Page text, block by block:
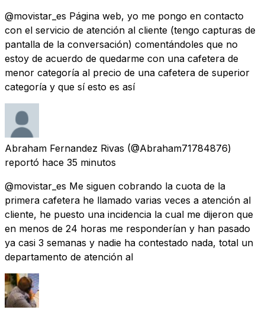
@movistar_es Página web, yo me pongo en contacto
con el servicio de atención al cliente (tengo capturas de
pantalla de la conversación) comentándoles que no
estoy de acuerdo de quedarme con una cafetera de
menor categoría al precio de una cafetera de superior
categoría y que sí esto es así
Abraham Fernandez Rivas (@Abraham71784876)
reportó hace 35 minutos
@movistar_es Me siguen cobrando la cuota de la
primera cafetera he llamado varias veces a atención al
cliente, he puesto una incidencia la cual me dijeron que
en menos de 24 horas me responderían y han pasado
ya casi 3 semanas y nadie ha contestado nada, total un
departamento de atención al